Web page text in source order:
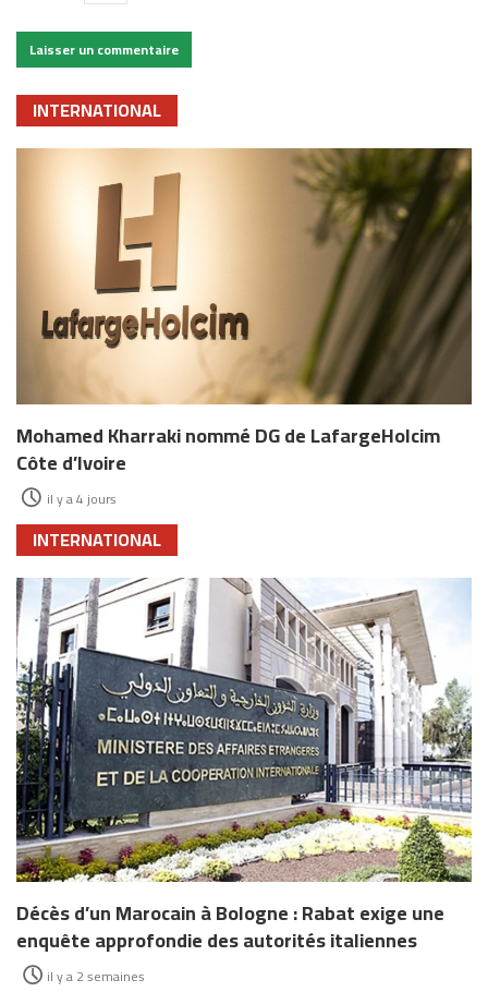
INTERNATIONAL
Mohamed Kharraki nommé DG de LafargeHolcim
Côte d’Ivoire
il y a 4 jours
INTERNATIONAL
Décès d’un Marocain à Bologne : Rabat exige une
enquête approfondie des autorités italiennes
il y a 2 semaines